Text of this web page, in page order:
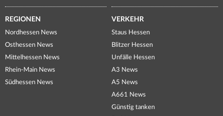
REGIONEN
Nordhessen News
Osthessen News
Mittelhessen News
Rhein-Main News
Südhessen News
VERKEHR
Staus Hessen
Blitzer Hessen
Unfälle Hessen
A3 News
A5 News
A661 News
Günstig tanken